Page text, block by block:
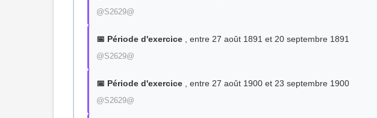
@S2629@
📅 Période d'exercice , entre 27 août 1891 et 20 septembre 1891
@S2629@
📅 Période d'exercice , entre 27 août 1900 et 23 septembre 1900
@S2629@